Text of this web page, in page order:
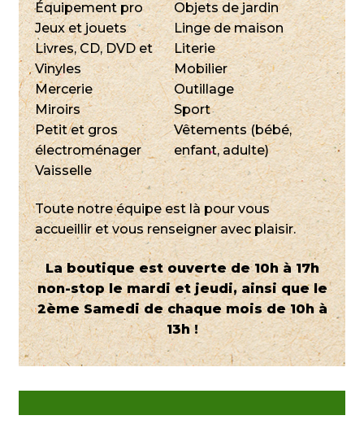
Équipement pro
Jeux et jouets
Livres, CD, DVD et
Vinyles
Mercerie
Miroirs
Petit et gros
électroménager
Vaisselle
Objets de jardin
Linge de maison
Literie
Mobilier
Outillage
Sport
Vêtements (bébé,
enfant, adulte)
Toute notre équipe est là pour vous
accueillir et vous renseigner avec plaisir.
La boutique est ouverte de 10h à 17h
non-stop le mardi et jeudi, ainsi que le
2ème Samedi de chaque mois de 10h à
13h !